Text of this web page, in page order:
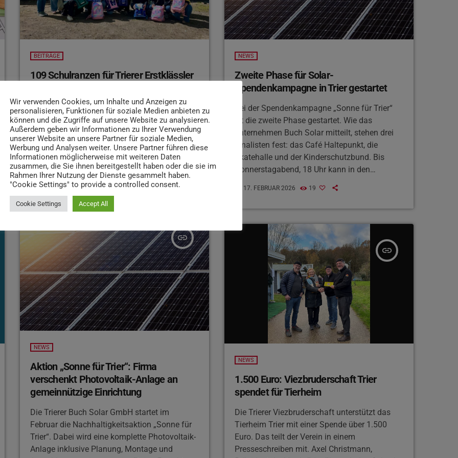
BEITRÄGE
109 Schulranzen für Trierer Erstklässler
die gabs vom Triki-Büro Trier, der Kontaktstelle
des Deutschen Kinderhilfswerkes
Durch
Spenden von mehreren Organisationen konnte
die Aktion dieses Jahr zum sechsten Mal
wieder stattfinden.
today 24. APRIL 2026 191 18
NEWS
Zweite Phase für Solar-
Spendenkampagne in Trier gestartet
Bei der Spendenkampagne „Sonne für Trier“
ist die zweite Phase gestartet. Wie das
unternehmen Buch Solar mitteilt, stehen drei
Finalisten fest: das Café Haltepunkt, die
Skatehalle und der Kinderschutzbund. Bis
Donnerstagabend, 18 Uhr kann in den
Facebook und Instagram abgestimmt werden,
pro Person ist eine Stimme möglich. Den
Photovoltaikanlage inklusive Montage –
natürlich kostenlos.
17. FEBRUAR 2026 19
insert_link
NEWS
Aktion „Sonne für Trier“: Firma
verschenkt Photovoltaik-Anlage an
gemeinnützige Einrichtung
Die Trierer Buch Solar GmbH startet im
Februar die Nachhaltigkeitsaktion „Sonne für
Trier“. Dabei wird eine komplette Photovoltaik-
Anlage inklusive Planung, Montage und
insert_link
NEWS
1.500 Euro: Viezbruderschaft Trier
spendet für Tierheim
Die Trierer Viezbruderschaft unterstützt das
Tierheim Trier mit einer Spende über 1.500
Euro. Das teilt der Verein in einem
Presseschreiben mit. Axel Christmann,
Wir verwenden Cookies, um Inhalte und Anzeigen zu
personalisieren, Funktionen für soziale Medien anbieten zu
können und die Zugriffe auf unsere Website zu analysieren.
Außerdem geben wir Informationen zu Ihrer Verwendung
unserer Website an unsere Partner für soziale Medien,
Werbung und Analysen weiter. Unsere Partner führen diese
Informationen möglicherweise mit weiteren Daten
zusammen, die Sie ihnen bereitgestellt haben oder die sie im
Rahmen Ihrer Nutzung der Dienste gesammelt haben.
"Cookie Settings" to provide a controlled consent.
Cookie Settings Accept All